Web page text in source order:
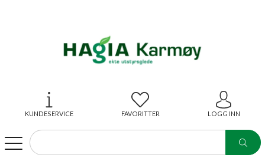
KUNDESERVICE FAVORITTER LOGG INN